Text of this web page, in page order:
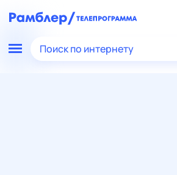
Поиск по интернету